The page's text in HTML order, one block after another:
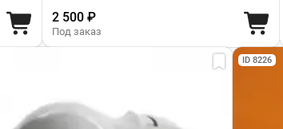
2 500 ₽
Под заказ
ID 8226